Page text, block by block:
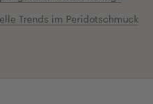
Trends im Peridotschmuck